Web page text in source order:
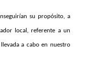
su propósito, a
local, referente a un
a cabo en nuestro